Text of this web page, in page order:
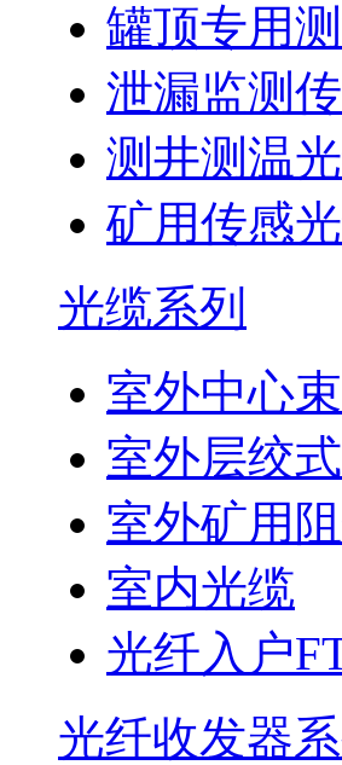
罐顶专用
泄漏监测
测井测温
矿用传感
光缆系列
室外中心
室外层绞
室外矿用
室内光缆
光纤入户
光纤收发器系